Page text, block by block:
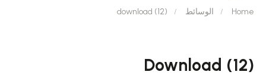
Home الوسائط download (12)
Download (12)